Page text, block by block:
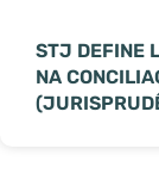
STJ DEFINE
NA